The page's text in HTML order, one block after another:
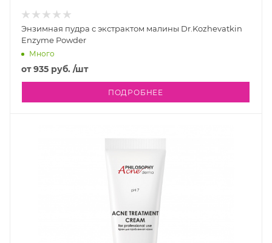
Энзимная пудра с экстрактом малины Dr.Kozhevatkin
Enzyme Powder
Много
от935 руб. /шт
ПОДРОБНЕЕ